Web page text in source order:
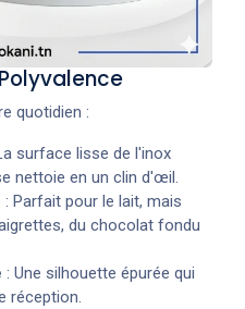
quotidien :
surface lisse de l'inox
nettoie en un clin d'œil.
: Parfait pour le lait, mais
du chocolat fondu
: Une silhouette épurée qui
réception.